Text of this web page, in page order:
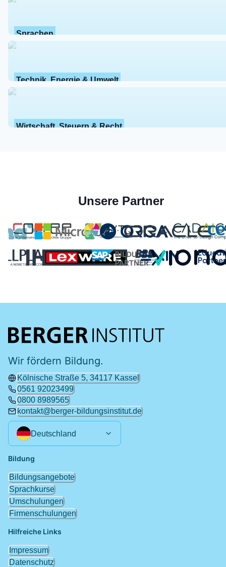
Sprachen
Technik, Energie & Umwelt
Wirtschaft, Steuern & Recht
Unsere Partner
Wir fördern Bildung.
Kölnische Straße 5, 34117 Kassel
0561 92023499
0800 8989565
kontakt@berger-bildungsinstitut.de
Deutschland
Hilfreiche Links
Impressum
Datenschutz
Bildung
Bildungsangebote
Sprachkurse
Umschulungen
Firmenschulungen